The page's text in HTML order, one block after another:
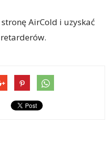
AirCold i uzyskać